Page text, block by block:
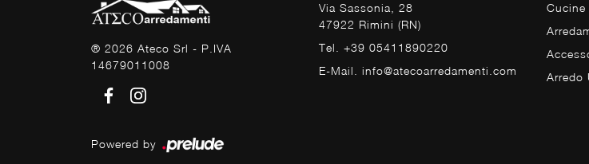
® 2026 Ateco Srl - P.IVA
14679011008
Via Sassonia, 28
47922 Rimini (RN)
Tel. +39 05411890220
E-Mail. info@atecoarredamenti.com
Cucine
Arredo
Powered by